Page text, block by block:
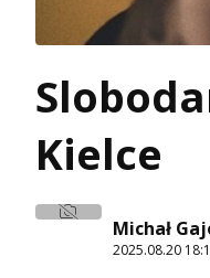
Kielce
Michał
2025.08.20